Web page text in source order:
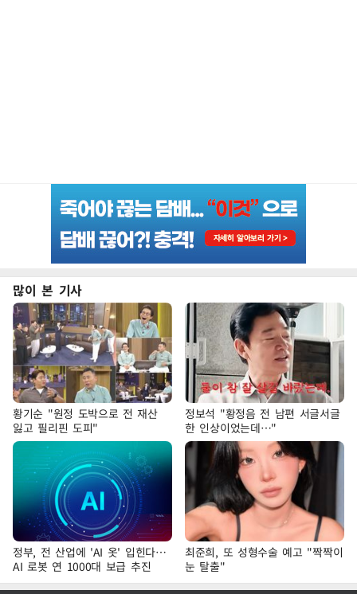
많이 본 기사
황기순 "원정 도박으로 전 재산
잃고 필리핀 도피"
정보석 "황정음 전 남편 서글서글
한 인상이었는데…"
정부, 전 산업에 'AI 옷' 입힌다…
AI 로봇 연 1000대 보급 추진
최준희, 또 성형수술 예고 "짝짝이
눈 탈출"